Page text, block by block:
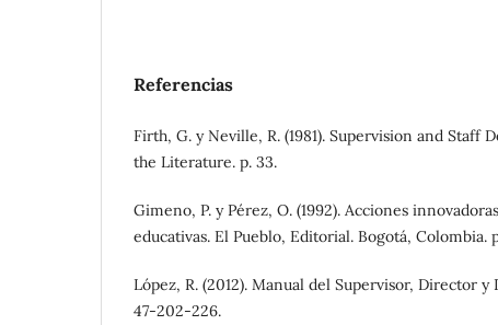
Referencias
Firth, G. y Neville, R. (1981). Supervision and Staff
the Literature. p. 33.
Gimeno, P. y Pérez, O. (1992). Acciones
educativas. El Pueblo, Editorial. Bogotá, Colombia.
López, R. (2012). Manual del Supervisor, Director y
47-202-226.